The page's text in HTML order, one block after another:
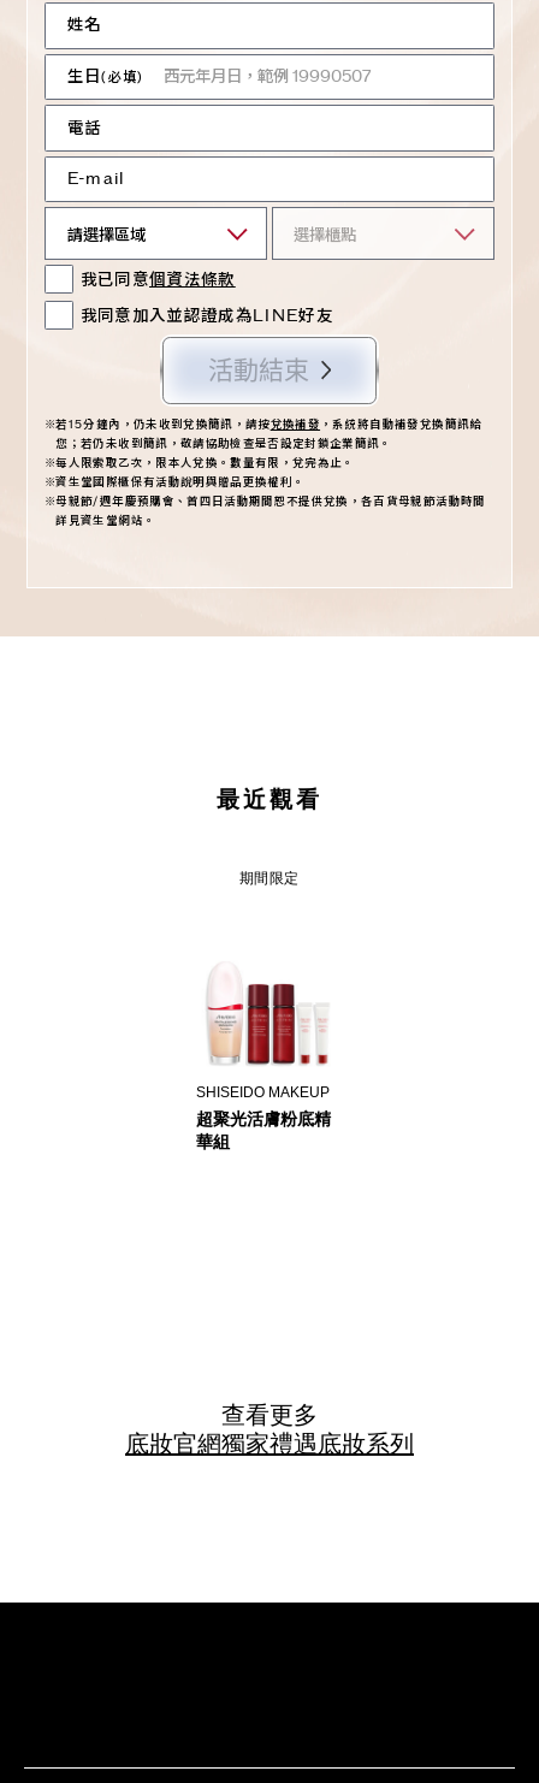
最近觀看
期間限定
SHISEIDO MAKEUP
超聚光活膚粉底精
華組
查看更多
底妝官網獨家禮遇底妝系列